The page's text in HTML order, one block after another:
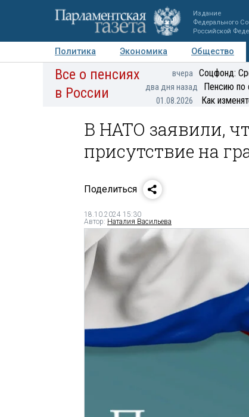
Издание
Федерального
Российской
Политика Экономика Общество
Авторы Персоны Мнения
Все о пенсиях
в России
вчера Соцфонд:
два дня назад Пенсию по
01.08.2026 Как
В НАТО заявили,
присутствие на
Поделиться
18.10.2024 15:30
Автор: Наталия Васильева